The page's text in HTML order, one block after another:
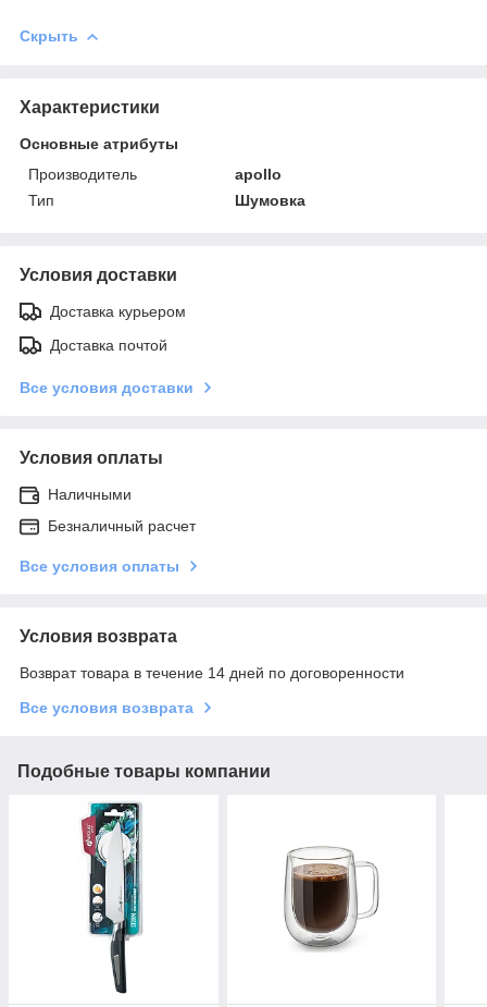
Скрыть
Характеристики
Основные атрибуты
Производитель
apollo
Тип
Шумовка
Условия доставки
Доставка курьером
Доставка почтой
Все условия доставки
Условия оплаты
Наличными
Безналичный расчет
Все условия оплаты
Условия возврата
Возврат товара в течение 14 дней по договоренности
Все условия возврата
Подобные товары компании